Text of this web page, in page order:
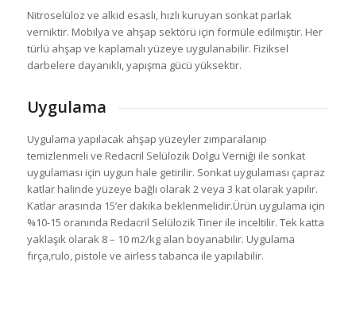
Nitroselüloz ve alkid esaslı, hızlı kuruyan sonkat parlak
verniktir. Mobilya ve ahşap sektörü için formüle edilmiştir. Her
türlü ahşap ve kaplamalı yüzeye uygulanabilir. Fiziksel
darbelere dayanıklı, yapışma gücü yüksektir.
Uygulama
Uygulama yapılacak ahşap yüzeyler zımparalanıp
temizlenmeli ve Redacril Selülozik Dolgu Verniği ile sonkat
uygulaması için uygun hale getirilir. Sonkat uygulaması çapraz
katlar halinde yüzeye bağlı olarak 2 veya 3 kat olarak yapılır.
Katlar arasında 15’er dakika beklenmelidir.Ürün uygulama için
%10-15 oranında Redacril Selülozik Tiner ile inceltilir. Tek katta
yaklaşık olarak 8 – 10 m2/kg alan boyanabilir. Uygulama
fırça,rulo, pistole ve airless tabanca ile yapılabilir.